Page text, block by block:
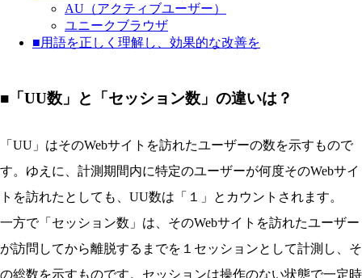
AU（アクティブユーザー）
ユニークブラウザ
■用語を正しく理解し、効果的な改善を
■「UU数」と「セッション数」の違いは？
「UU」はそのWebサイトを訪れたユーザーの数を示すもので
す。ゆえに、計測期間内に特定のユーザーが何度そのWebサイ
トを訪れたとしても、UU数は「１」とカウントされます。
一方で「セッション数」は、そのWebサイトを訪れたユーザー
が訪問してから離脱するまでを１セッションとして計測し、そ
の総数を示すものです。セッションは操作のない状態で一定時